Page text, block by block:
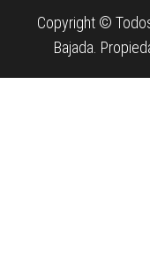
Copyright ©
Bajada.